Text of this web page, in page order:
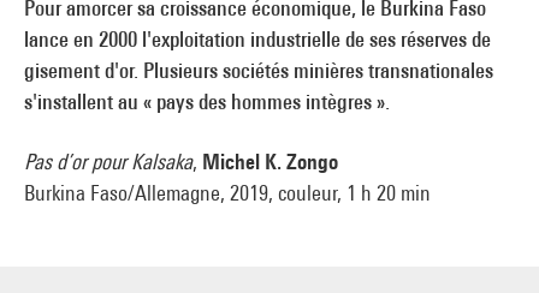
Pour amorcer sa croissance économique, le Burkina Faso
lance en 2000 l'exploitation industrielle de ses réserves de
gisement d'or. Plusieurs sociétés minières transnationales
s'installent au « pays des hommes intègres ».
Pas d’or pour Kalsaka, Michel K. Zongo
Burkina Faso/Allemagne, 2019, couleur, 1 h 20 min